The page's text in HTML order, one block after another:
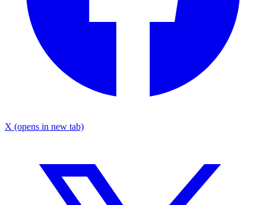
X (opens in new tab)